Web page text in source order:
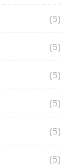
(5)
(5)
(5)
(5)
(5)
(5)